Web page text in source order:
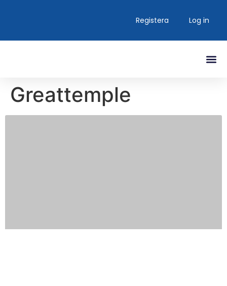
Registera Log in
Greattemple